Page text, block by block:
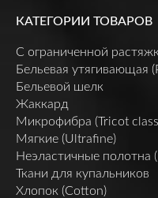
КАТЕГОРИИ ТОВАРОВ
C ограниченной
Бельевая утягивающая
Бельевой шелк
Жаккард
Микрофибра (Tricot
Мягкие (Ultrafine)
Неэластичные полотна
Ткани для купальников
Хлопок (Cotton)